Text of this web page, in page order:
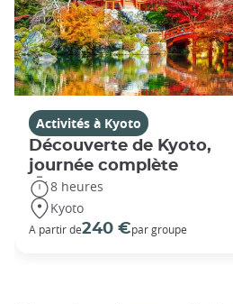
Activités à Kyoto
Découverte de Kyoto,
journée complète
8 heures
Kyoto
A partir de240 €par groupe